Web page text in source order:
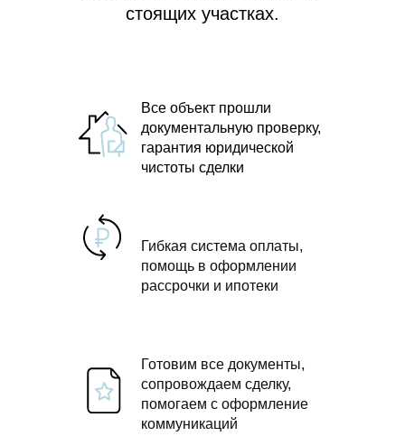
стоящих участках.
Все объект прошли
документальную проверку,
гарантия юридической
чистоты сделки
Гибкая система оплаты,
помощь в оформлении
рассрочки и ипотеки
Готовим все документы,
сопровождаем сделку,
помогаем с оформление
коммуникаций